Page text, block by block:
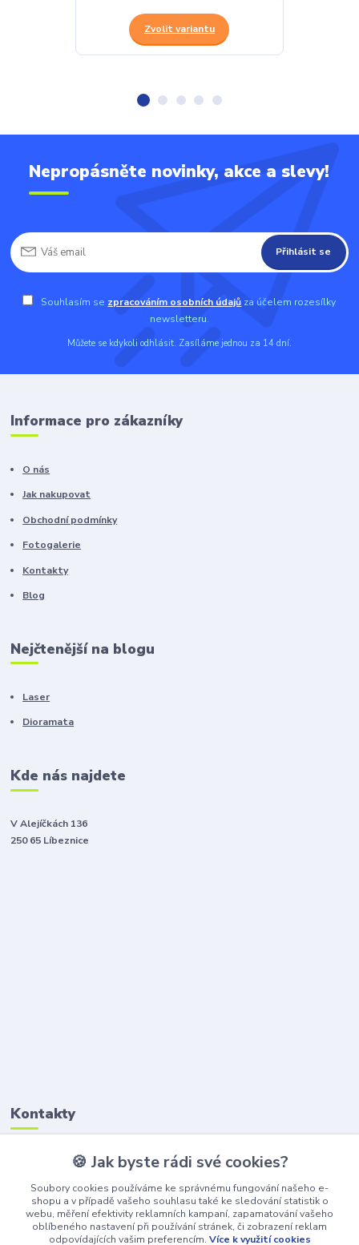
Zvolit variantu
Nepropásněte novinky, akce a slevy!
Přihlásit se
Souhlasím se zpracováním osobních údajů za účelem rozesílky
newsletteru.
Můžete se kdykoli odhlásit. Zasíláme jednou za 14 dní.
Informace pro zákazníky
O nás
Jak nakupovat
Obchodní podmínky
Fotogalerie
Kontakty
Blog
Nejčtenější na blogu
Laser
Dioramata
Kde nás najdete
V Alejíčkách 136
250 65 Líbeznice
Kontakty
(Po-Pá, 8-16 hod.)
awepe@atelier-wepe.cz
🍪 Jak byste rádi své cookies?
Soubory cookies používáme ke správnému fungování našeho e-
shopu a v případě vašeho souhlasu také ke sledování statistik o
webu, měření efektivity reklamních kampaní, zapamatování vašeho
oblíbeného nastavení při používání stránek, či zobrazení reklam
odpovídajících vašim preferencím. Více k využití cookies